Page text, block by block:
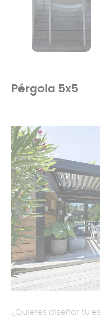
Pérgola 5x5
¿Quieres diseñar tu